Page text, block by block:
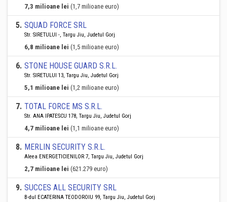
7,3 milioane lei (1,7 milioane euro)
5. SQUAD FORCE SRL
Str. SIRETULUI -, Targu Jiu, Judetul Gorj
6,8 milioane lei (1,5 milioane euro)
6. STONE HOUSE GUARD S.R.L.
Str. SIRETULUI 13, Targu Jiu, Judetul Gorj
5,1 milioane lei (1,2 milioane euro)
7. TOTAL FORCE MS S.R.L.
Str. ANA IPATESCU 178, Targu Jiu, Judetul Gorj
4,7 milioane lei (1,1 milioane euro)
8. MERLIN SECURITY S.R.L.
Aleea ENERGETICIENILOR 7, Targu Jiu, Judetul Gorj
2,7 milioane lei (621.279 euro)
9. SUCCES ALL SECURITY SRL
B-dul ECATERINA TEODOROIU 99, Targu Jiu, Judetul Gorj